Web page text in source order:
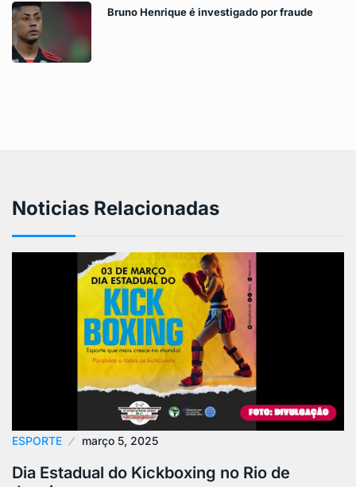
Bruno Henrique é investigado por fraude
Noticias Relacionadas
ESPORTE março 5, 2025
Dia Estadual do Kickboxing no Rio de